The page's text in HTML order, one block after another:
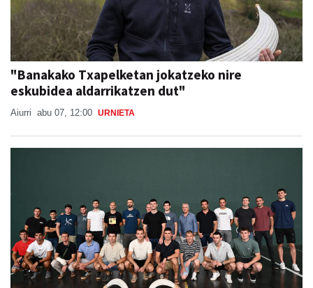
"Banakako Txapelketan jokatzeko nire
eskubidea aldarrikatzen dut"
Aiurri abu 07, 12:00 URNIETA